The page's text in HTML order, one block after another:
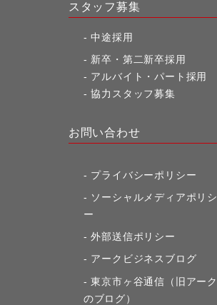
スタッフ募集
中途採用
新卒・第二新卒採用
アルバイト・パート採用
協力スタッフ募集
お問い合わせ
プライバシーポリシー
ソーシャルメディアポリシ
ー
外部送信ポリシー
アークビジネスブログ
東京市ヶ谷通信（旧アーク
のブログ）